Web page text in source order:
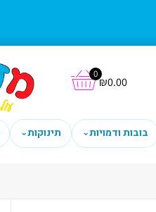
₪0.00
0
בובות ודמויות⌄ תינוקות⌄